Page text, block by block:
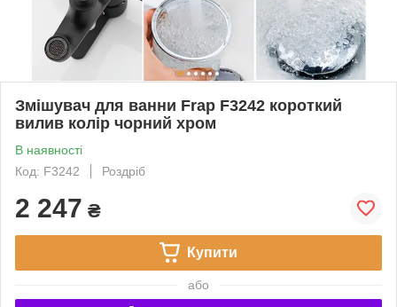
Змішувач для ванни Frap F3242 короткий
вилив колір чорний хром
В наявності
Код: F3242
Роздріб
2 247 ₴
Купити
або